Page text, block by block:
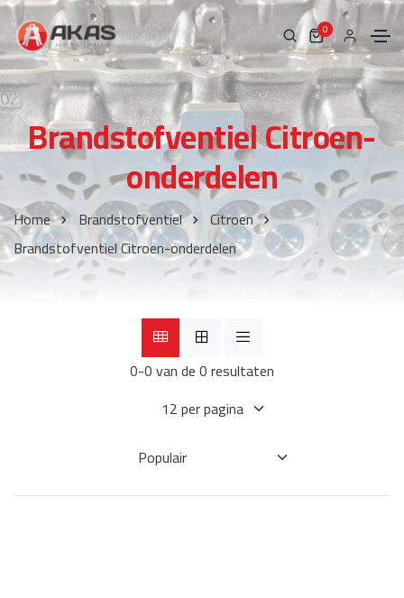
0
Brandstofventiel Citroen-
onderdelen
Home Brandstofventiel
Citroen
Brandstofventiel Citroen-onderdelen
0-0 van de 0 resultaten